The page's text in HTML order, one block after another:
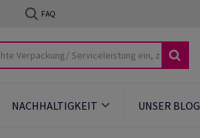
FAQ
NACHHALTIGKEIT UNSER BLOG